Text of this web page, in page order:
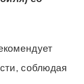
соблюдая